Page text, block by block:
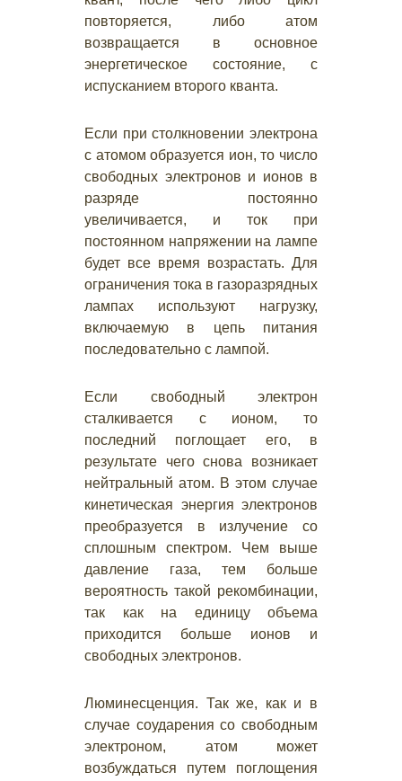
повторяется, либо атом
возвращается в основное
энергетическое состояние, с
испусканием второго кванта.
Если при столкновении электрона
с атомом образуется ион, то число
свободных электронов и ионов в
разряде постоянно
увеличивается, и ток при
постоянном напряжении на лампе
будет все время возрастать. Для
ограничения тока в газоразрядных
лампах используют нагрузку,
включаемую в цепь питания
последовательно с лампой.
Если свободный электрон
сталкивается с ионом, то
последний поглощает его, в
результате чего снова возникает
нейтральный атом. В этом случае
кинетическая энергия электронов
преобразуется в излучение со
сплошным спектром. Чем выше
давление газа, тем больше
вероятность такой рекомбинации,
так как на единицу объема
приходится больше ионов и
свободных электронов.
Люминесценция. Так же, как и в
случае соударения со свободным
электроном, атом может
возбуждаться путем поглощения